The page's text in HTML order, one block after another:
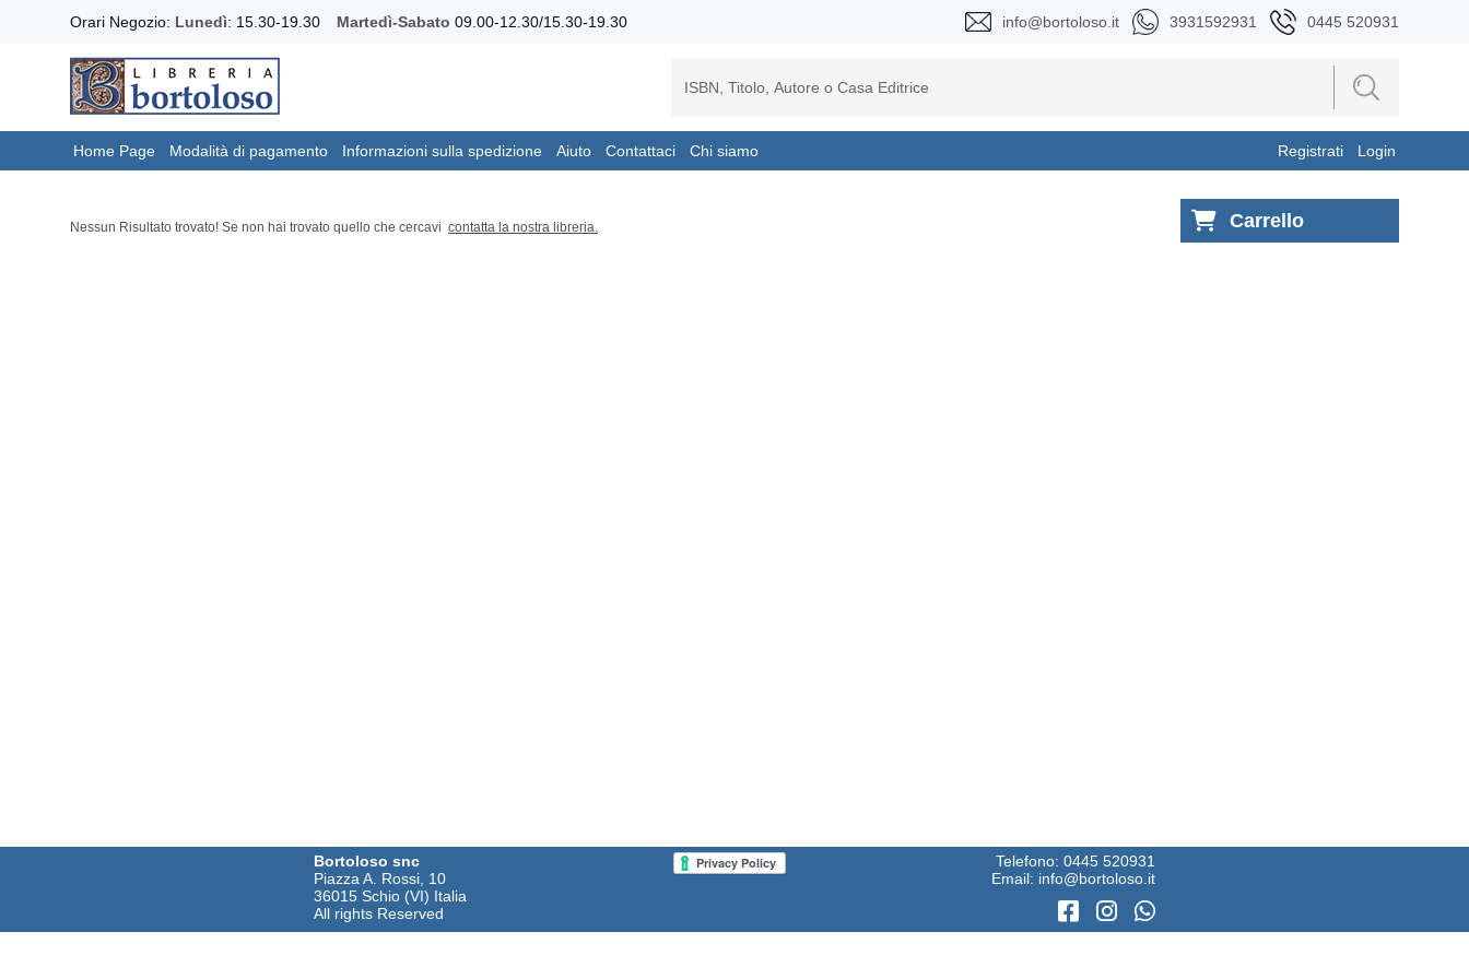
Orari Negozio: Lunedì: 15.30-19.30 Martedì-Sabato 09.00-12.30/15.30-19.30 info@bortoloso.it 3931592931 0445 520931
Home Page Modalità di pagamento Informazioni sulla spedizione Aiuto Contattaci Chi siamo Registrati Login
Nessun Risultato trovato! Se non hai trovato quello che cercavi contatta la nostra libreria. Carrello
Bortoloso snc
Piazza A. Rossi, 10
36015 Schio (VI) Italia
All rights Reserved
Telefono: 0445 520931
Email: info@bortoloso.it